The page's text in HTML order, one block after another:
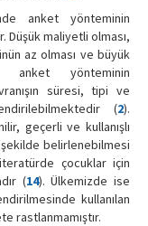
anket yönteminin
Düşük maliyetli olması,
az olması ve büyük
anket yönteminin
süresi, tipi ve
(2).
geçerli ve kullanışlı
şekilde belirlenebilmesi
çocuklar için
(14). Ülkemizde ise
kullanılan
rastlanmamıştır.